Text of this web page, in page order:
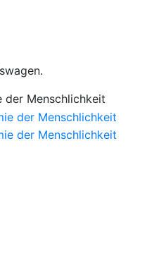
der Menschlichkeit